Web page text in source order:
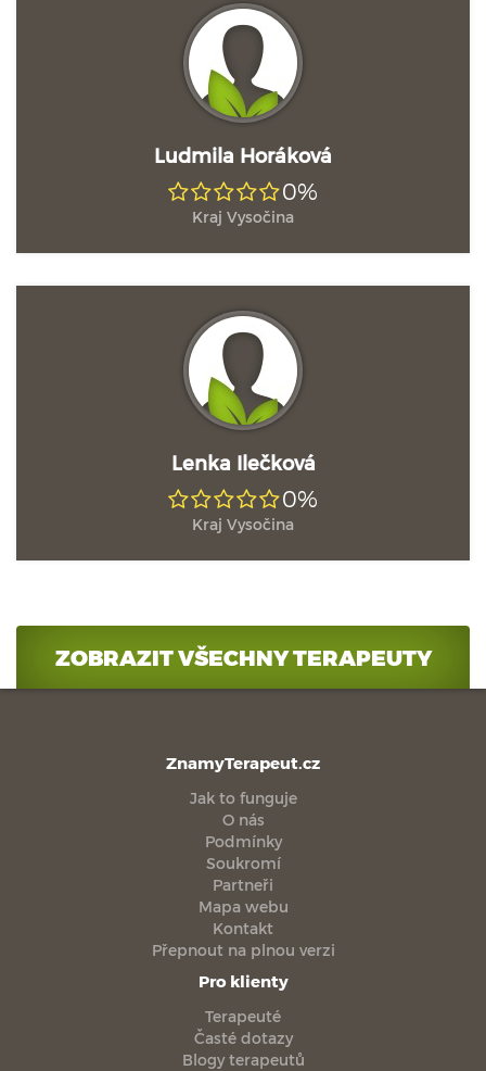
Ludmila Horáková
0%
Kraj Vysočina
Lenka Ilečková
0%
Kraj Vysočina
ZOBRAZIT VŠECHNY TERAPEUTY
ZnamyTerapeut.cz
Jak to funguje
O nás
Podmínky
Soukromí
Partneři
Mapa webu
Kontakt
Přepnout na plnou verzi
Pro klienty
Terapeuté
Časté dotazy
Blogy terapeutů